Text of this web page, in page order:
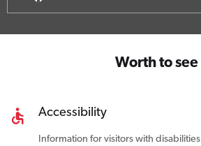
Worth to see
Accessibility
Information for visitors with disabilities